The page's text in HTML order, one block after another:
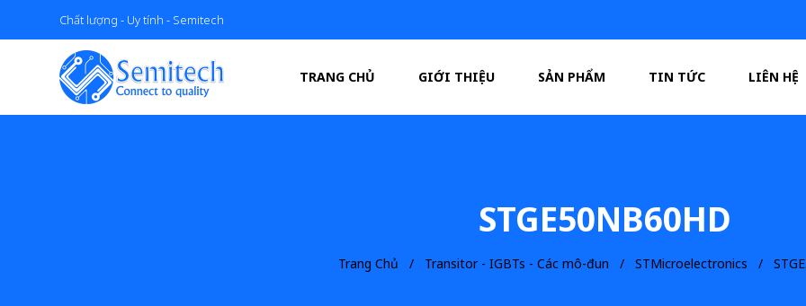
Chất lượng - Uy tính - Semitech
TRANG CHỦ GIỚI THIỆU SẢN PHẨM TIN TỨC LIÊN HỆ
STGE50NB60HD
Trang Chủ Transitor - IGBTs - Các mô-đun STMicroelectronics